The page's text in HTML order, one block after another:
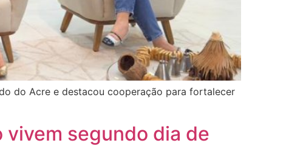
do Acre e destacou cooperação para fortalecer
vivem segundo dia de